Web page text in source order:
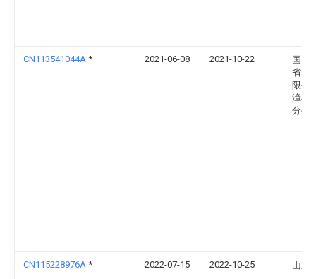
CN113541044A * 2021-06-08 2021-10-22
国网
省电
限公
漳县
分公
CN115228976A * 2022-07-15 2022-10-25 山东